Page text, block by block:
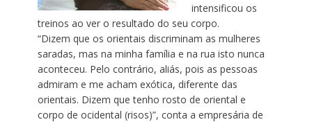
intensificou os
treinos ao ver o resultado do seu corpo.
“Dizem que os orientais discriminam as mulheres
saradas, mas na minha família e na rua isto nunca
aconteceu. Pelo contrário, aliás, pois as pessoas
admiram e me acham exótica, diferente das
orientais. Dizem que tenho rosto de oriental e
corpo de ocidental (risos)”, conta a empresária de